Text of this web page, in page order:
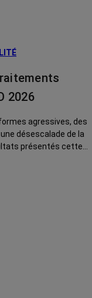
2026
agressives, des
désescalade de la
présentés cette
pourraient